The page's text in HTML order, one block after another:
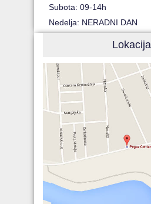
Subota: 09-14h
Nedelja: NERADNI DAN
Lokacija